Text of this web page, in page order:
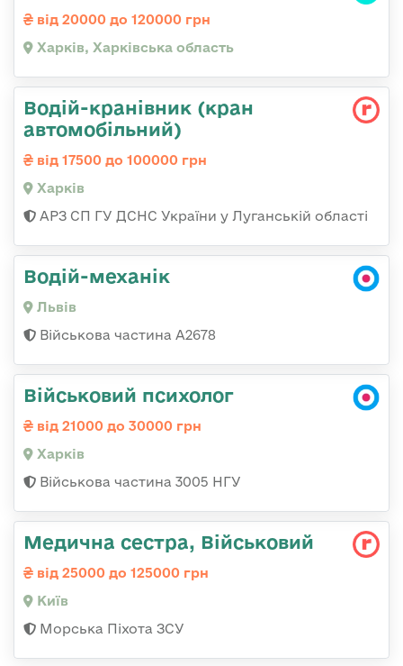
від 20000 до 120000 грн
Харків, Харківська область
Водій-кранівник (кран
автомобільний)
від 17500 до 100000 грн
Харків
АРЗ СП ГУ ДСНС України у Луганській області
Водій-механік
Львів
Військова частина А2678
Військовий психолог
від 21000 до 30000 грн
Харків
Військова частина 3005 НГУ
Медична сестра, Військовий
від 25000 до 125000 грн
Київ
Морська Піхота ЗСУ